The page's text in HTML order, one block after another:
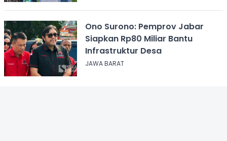
Ono Surono: Pemprov Jabar
Siapkan Rp80 Miliar Bantu
Infrastruktur Desa
JAWA BARAT